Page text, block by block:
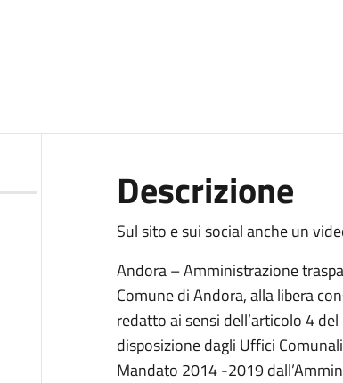
Descrizione
Sul sito e sui social anche un
Andora – Amministrazione
Comune di Andora, alla libera
redatto ai sensi dell’articolo 4
disposizione dagli Uffici
Mandato 2014 -2019